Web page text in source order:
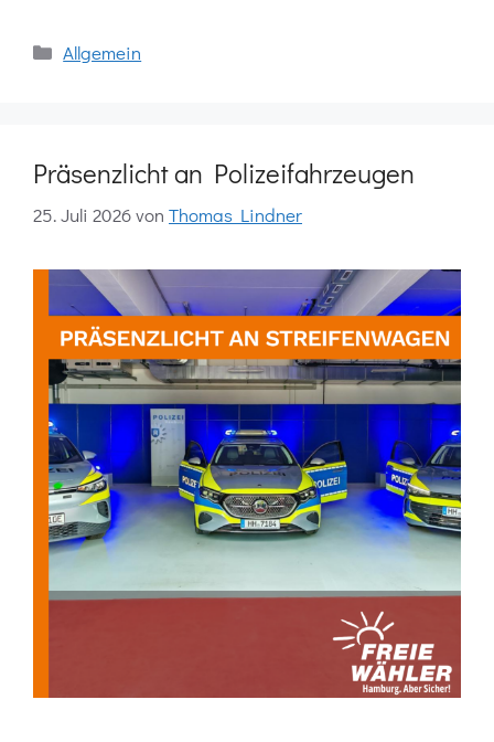
Kategorien
Allgemein
Präsenzlicht an Polizeifahrzeugen
25. Juli 2026von Thomas Lindner